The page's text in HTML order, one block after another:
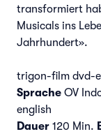
transformiert
Musicals ins
Jahrhundert».
trigon-film dvd-
Sprache OV
english
Dauer 120 Min.